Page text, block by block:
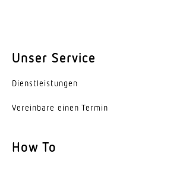
Unser Service
Dienst­leis­tungen
Vereinbare einen Termin
How To